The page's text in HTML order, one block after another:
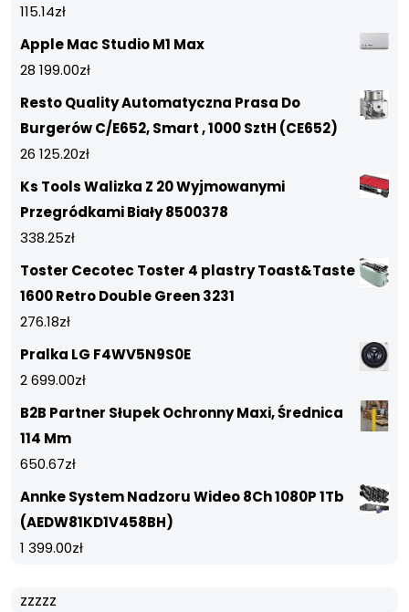
115.14zł
Apple Mac Studio M1 Max
28 199.00zł
Resto Quality Automatyczna Prasa Do
Burgerów C/E652, Smart , 1000 SztH (CE652)
26 125.20zł
Ks Tools Walizka Z 20 Wyjmowanymi
Przegródkami Biały 8500378
338.25zł
Toster Cecotec Toster 4 plastry Toast&Taste
1600 Retro Double Green 3231
276.18zł
Pralka LG F4WV5N9S0E
2 699.00zł
B2B Partner Słupek Ochronny Maxi, Średnica
114 Mm
650.67zł
Annke System Nadzoru Wideo 8Ch 1080P 1Tb
(AEDW81KD1V458BH)
1 399.00zł
zzzzz